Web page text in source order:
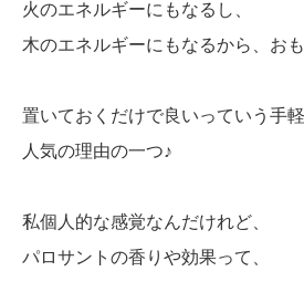
火のエネルギーにもなるし、
木のエネルギーにもなるから、お
置いておくだけで良いっていう手軽
人気の理由の一つ♪
私個人的な感覚なんだけれど、
パロサントの香りや効果って、